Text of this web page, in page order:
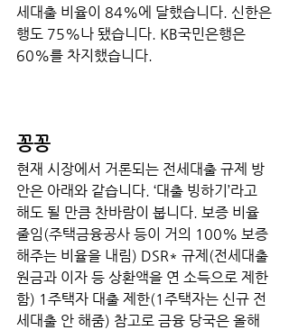
세대출 비율이 84%에 달했습니다. 신한은
행도 75%나 됐습니다. KB국민은행은
60%를 차지했습니다.
꽁꽁
현재 시장에서 거론되는 전세대출 규제 방
안은 아래와 같습니다. ‘대출 빙하기’라고
해도 될 만큼 찬바람이 붑니다. 보증 비율
줄임(주택금융공사 등이 거의 100% 보증
해주는 비율을 내림) DSR* 규제(전세대출
원금과 이자 등 상환액을 연 소득으로 제한
함) 1주택자 대출 제한(1주택자는 신규 전
세대출 안 해줌) 참고로 금융 당국은 올해